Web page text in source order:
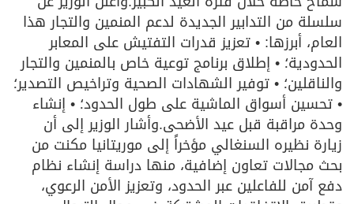
سلسلة من التدابير الجديدة لدعم المنمين والتجار هذا
العام، أبرزها: • تعزيز قدرات التفتيش على المعابر
الحدودية؛ • إطلاق برنامج توعية خاص بالمنمين والتجار
والناقلين؛ • توفير الشهادات الصحية وتراخيص التصدير؛
• تحسين أسواق الماشية على طول الحدود؛ • إنشاء
وحدة مراقبة قبل عيد الأضحى.وأشار الوزير إلى أن
زيارة نظيره السنغالي مؤخراً إلى موريتانيا مكنت من
بحث مجالات تعاون إضافية، منها دراسة إنشاء نظام
دفع آمن للفاعلين عبر الحدود، وتعزيز الأمن الرعوي،